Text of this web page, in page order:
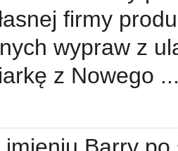
firmy
wypraw z
z Nowego